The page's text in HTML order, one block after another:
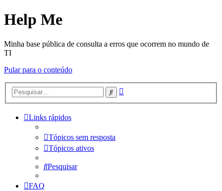
Help Me
Minha base pública de consulta a erros que ocorrem no mundo de
TI
Pular para o conteúdo
Pesquisar
Links rápidos
Tópicos sem resposta
Tópicos ativos
Pesquisar
FAQ